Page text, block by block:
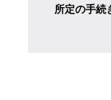
所定の手続